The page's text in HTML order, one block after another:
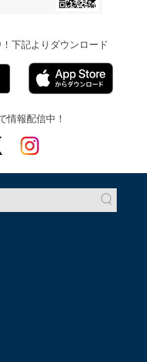
下記よりダウンロード
情報配信中！